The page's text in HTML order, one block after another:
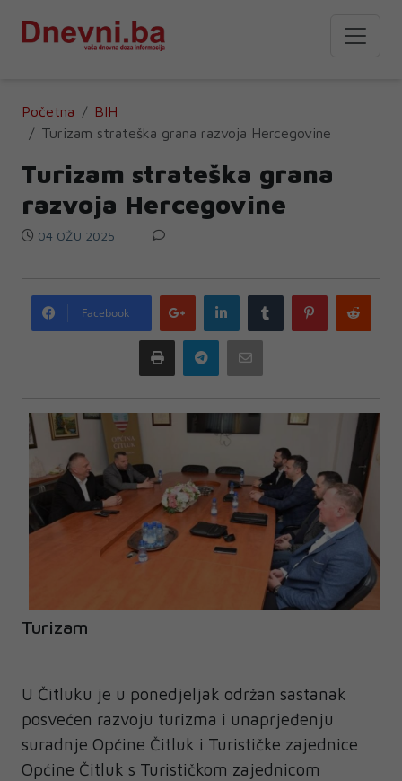
Početna
BIH
Turizam strateška grana razvoja Hercegovine
Turizam strateška grana
razvoja Hercegovine
04 OŽU 2025
Facebook
Google
plus
LinkedIn Tumblr Pinterest
Print Telegram
Turizam
U Čitluku je u ponedjeljak održan sastanak
posvećen razvoju turizma i unaprjeđenju
suradnje Općine Čitluk i Turističke zajednice
Općine Čitluk s Turističkom zajednicom